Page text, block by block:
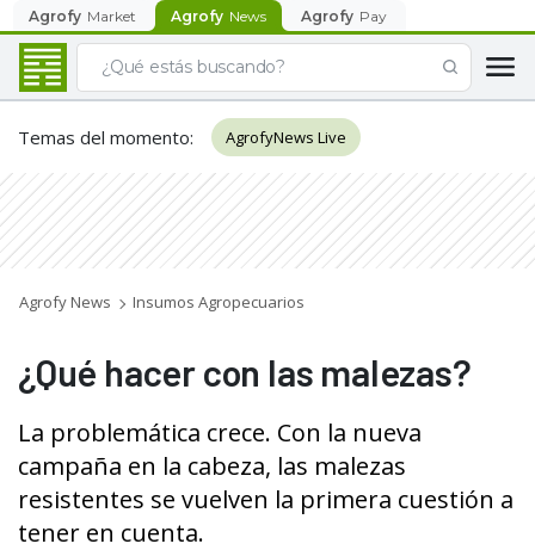
Agrofy Market Agrofy News Agrofy Pay
Temas del momento: AgrofyNews Live
Agrofy News Insumos Agropecuarios
¿Qué hacer con las malezas?
La problemática crece. Con la nueva
campaña en la cabeza, las malezas
resistentes se vuelven la primera cuestión a
tener en cuenta.